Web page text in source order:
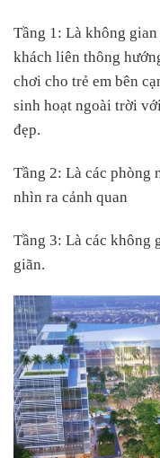
Tầng 1: Là không
khách liên thông
chơi cho trẻ em bên
sinh hoạt ngoài trời
đẹp.
Tầng 2: Là các phòng
nhìn ra cảnh quan
Tầng 3: Là các không
giãn.